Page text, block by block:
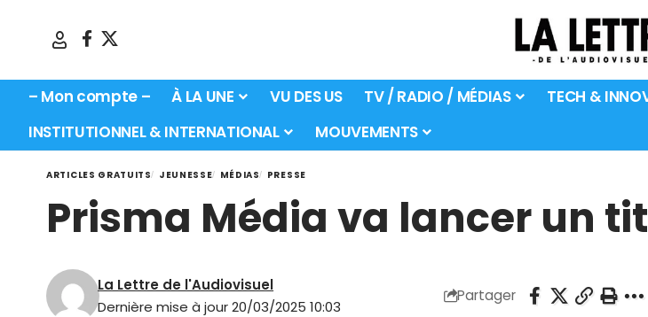
– Mon compte – À LA UNE VU DES US TV / RADIO / MÉDIAS TECH &
INSTITUTIONNEL & INTERNATIONAL
MOUVEMENTS
ARTICLES GRATUITS JEUNESSE MÉDIAS PRESSE
Prisma Média va lancer un
Dernière mise à jour 20/03/2025 10:03
La Lettre de l'Audiovisuel
Partager